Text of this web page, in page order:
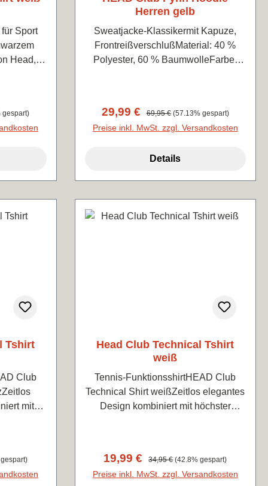
Sport
Head,
mit 35%
gespart)
Herren gelb
Sweatjacke-Klassikermit Kapuze,
FrontreißverschlußMaterial: 40 %
Polyester, 60 % BaumwolleFarbe:
Verkaufspreis:
29,99 € Regulärer Preis:
69,95 € (57.13% gespart)
Preise inkl. MwSt. zzgl. Versandkosten
Details
Tshirt
Club
mit
Head Club Technical Tshirt
weiß
Tennis-FunktionsshirtHEAD Club
Technical Shirt weißZeitlos elegantes
Design kombiniert mit höchster
DRY
Verkaufspreis:
19,99 € Regulärer Preis:
34,95 € (42.8% gespart)
Preise inkl. MwSt. zzgl. Versandkosten